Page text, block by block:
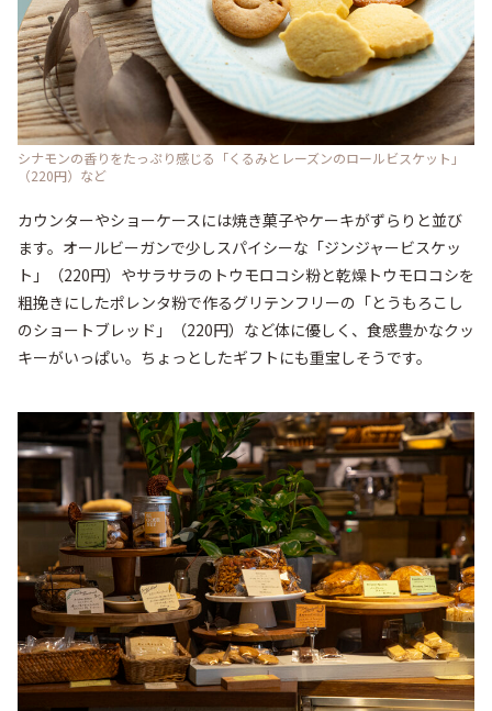
シナモンの香りをたっぷり感じる「くるみとレーズンのロールビスケット」
（220円）など
カウンターやショーケースには焼き菓子やケーキがずらりと並び
ます。オールビーガンで少しスパイシーな「ジンジャービスケッ
ト」（220円）やサラサラのトウモロコシ粉と乾燥トウモロコシを
粗挽きにしたポレンタ粉で作るグリテンフリーの「とうもろこし
のショートブレッド」（220円）など体に優しく、食感豊かなクッ
キーがいっぱい。ちょっとしたギフトにも重宝しそうです。